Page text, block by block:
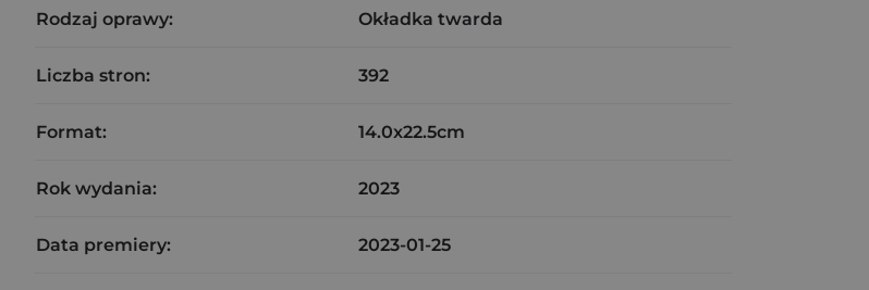
Rodzaj oprawy: Okładka twarda
Liczba stron: 392
Format: 14.0x22.5cm
Rok wydania: 2023
Data premiery: 2023-01-25